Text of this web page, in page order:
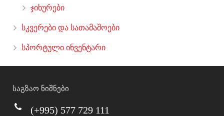
ჯიხურები
სკვერები და სათამაშოები
სპორტული ინვენტარი
საგზაო ნიშნები
(+995) 577 729 111